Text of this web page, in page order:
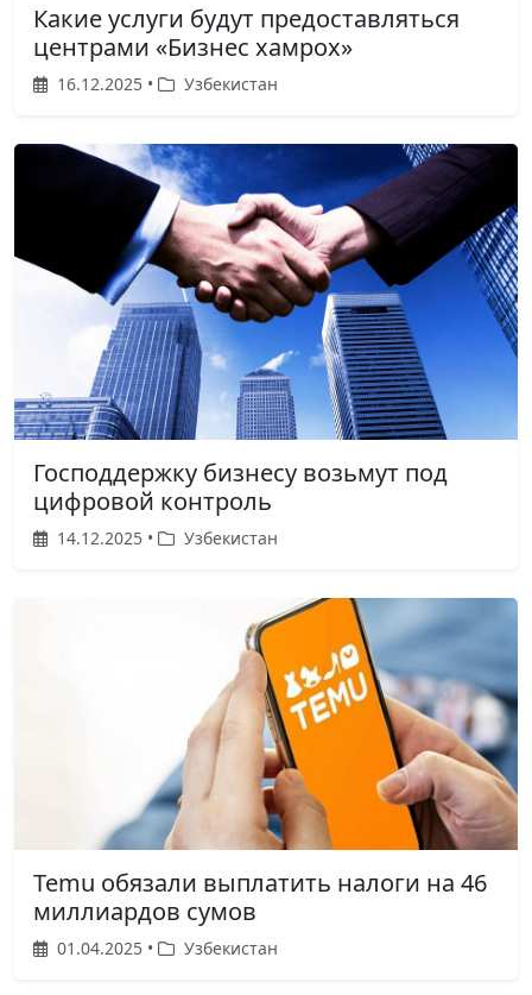
Какие услуги будут предоставляться
центрами «Бизнес хамрох»
16.12.2025 • Узбекистан
Господдержку бизнесу возьмут под
цифровой контроль
14.12.2025 • Узбекистан
Temu обязали выплатить налоги на 46
миллиардов сумов
01.04.2025 • Узбекистан